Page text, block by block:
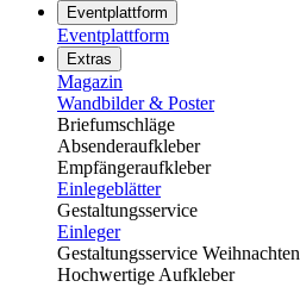
Eventplattform
Eventplattform
Extras
Magazin
Wandbilder & Poster
Briefumschläge
Absenderaufkleber
Empfängeraufkleber
Einlegeblätter
Gestaltungsservice
Einleger
Gestaltungsservice Weihnachten
Hochwertige Aufkleber